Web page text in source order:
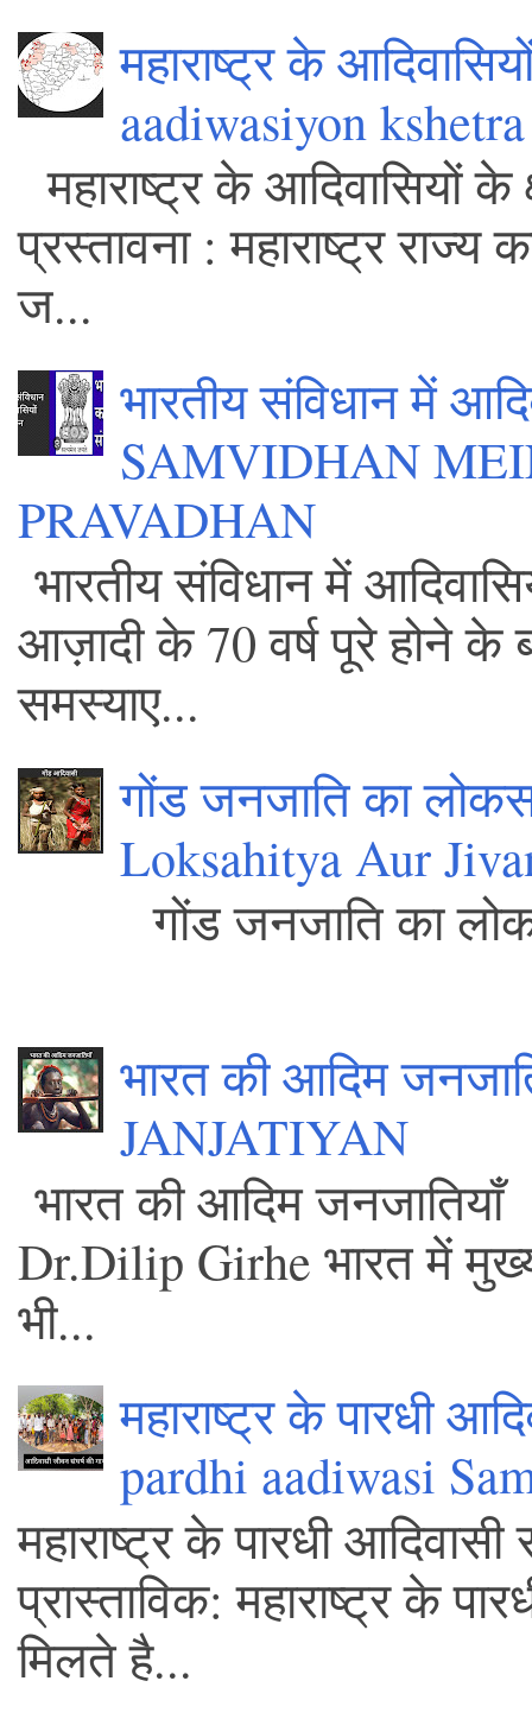
महाराष्ट्र के
aadiwasiyon
महाराष्ट्र के आदिवासियों
प्रस्तावना : महाराष्ट्र
ज...
भारतीय संविधान में
SAMVIDHAN
PRAVADHAN
भारतीय संविधान में
आज़ादी के 70 वर्ष पूरे होने
समस्याए...
गोंड जनजाति का
Loksahitya Aur
गोंड जनजाति
भारत की आदिम
JANJATIYAN
भारत की
Dr.Dilip Girhe भारत में
भी...
महाराष्ट्र के पारधी
pardhi aadiwasi
महाराष्ट्र के पारधी
प्रास्ताविक: महाराष्ट्र के
मिलते है...